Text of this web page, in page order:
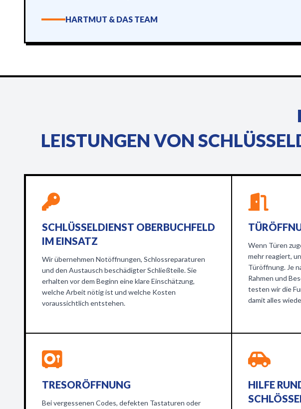
HARTMUT & DAS TEAM
LEISTUNGEN VON
SCHLÜSSELDIENST OBERBUCHFELD
IM EINSATZ
Wir übernehmen Notöffnungen, Schlossreparaturen
und den Austausch beschädigter Schließteile. Sie
erhalten vor dem Beginn eine klare Einschätzung,
welche Arbeit nötig ist und welche Kosten
voraussichtlich entstehen.
Wenn Türen
mehr reagiert,
Türöffnung. Je
Rahmen und
testen wir die
damit alles
TRESORÖFFNUNG
Bei vergessenen Codes, defekten Tastaturen oder
HILFE